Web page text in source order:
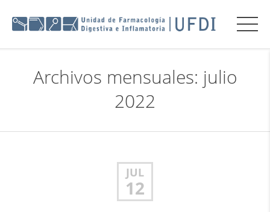
Archivos mensuales: julio
2022
JUL
12